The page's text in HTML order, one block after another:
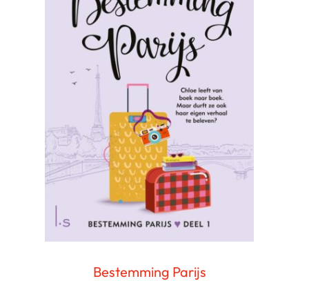
Bestemming Parijs